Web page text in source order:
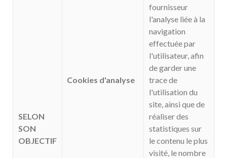
SELON
SON
OBJECTIF
Cookies d'analyse
fournisseur
l'analyse liée à la
navigation
effectuée par
l'utilisateur, afin
de garder une
trace de
l'utilisation du
site, ainsi que de
réaliser des
statistiques sur
le contenu le plus
visité, le nombre